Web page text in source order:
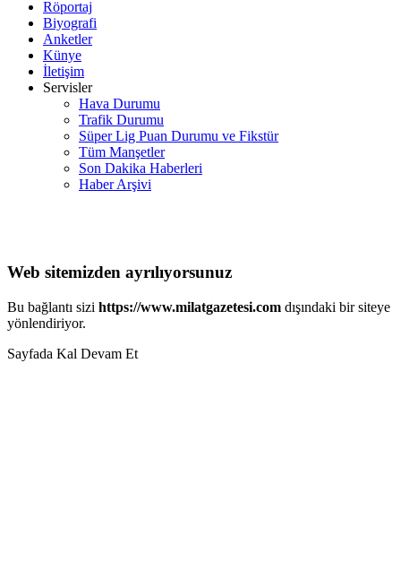
Röportaj
Biyografi
Anketler
Künye
İletişim
Servisler
Hava Durumu
Trafik Durumu
Süper Lig Puan Durumu ve Fikstür
Tüm Manşetler
Son Dakika Haberleri
Haber Arşivi
Web sitemizden ayrılıyorsunuz
Bu bağlantı sizi https://www.milatgazetesi.com dışındaki bir siteye
yönlendiriyor.
Sayfada Kal Devam Et